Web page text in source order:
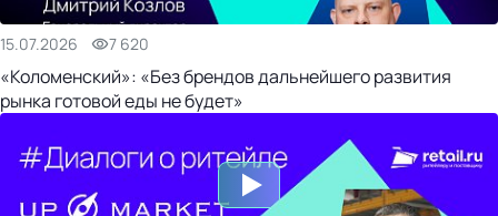
15.07.2026 7 620
«Коломенский»: «Без брендов дальнейшего развития
рынка готовой еды не будет»